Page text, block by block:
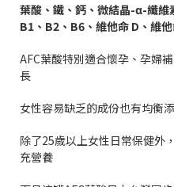
葉酸、鐵、鈣、微結晶-α-纖維
B1 、 B2 、 B6 、維他命 D 、維
AFC葉酸特別適合懷孕、孕婦
長
女性容易缺乏的成份也有均衡添
除了25歲以上女性日常保健外
充營養